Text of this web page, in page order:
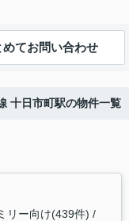
めてお問い合わせ
十日市町駅の物件一覧
リー向け(439件)